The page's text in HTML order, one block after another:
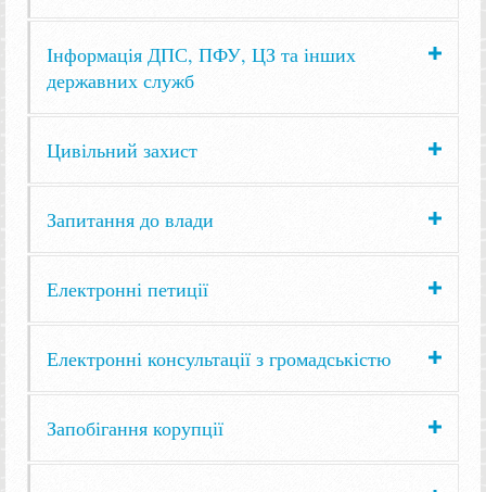
Інформація ДПС, ПФУ, ЦЗ та інших
державних служб
Цивільний захист
Запитання до влади
Електронні петиції
Електронні консультації з громадськістю
Запобігання корупції